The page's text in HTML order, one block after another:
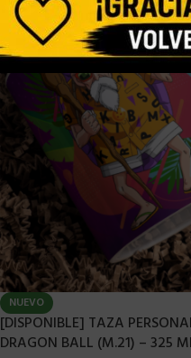
NUEVO
[DISPONIBLE] TAZA
DRAGON BALL (M.21) – 325